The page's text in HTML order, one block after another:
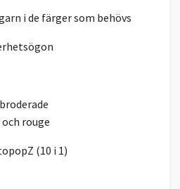
i de färger som behövs
rouge
(10 i 1)